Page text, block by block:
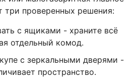
три проверенных решения:
с ящиками - храните всё
отдельный комод.
с зеркальными дверями -
пространство.